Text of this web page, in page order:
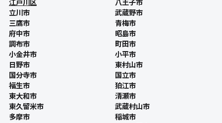
立川市
武蔵野市
三鷹市
青梅市
府中市
昭島市
調布市
町田市
小金井市
小平市
日野市
東村山市
国分寺市
国立市
福生市
狛江市
東大和市
清瀬市
東久留米市
武蔵村山市
多摩市
稲城市